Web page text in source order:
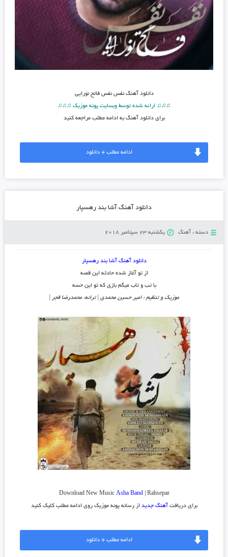
دانلود آهنگ نفس نفس فاتح نورایی
♫♫♫ ارائه شده توسط وبسایت پونه موزیک ♫♫♫
برای دانلود آهنگ به ادامه مطلب مراجعه کنید
ادامه مطلب + دانلود
دانلود آهنگ آشا بند رهسپار
دسته : آهنگ یکشنبه 23 سپتامبر 2018
دانلود آهنگ آشا بند رهسپار
از تو آغاز شده حادثه این قصه
با تب و تاب میگم بازی که تو این حسه
موزیک و تنظیم : امیر حسین محمدی | ترانه: محمدرضا قجر |
Download New Music Asha Band| Rahsepar
برای دریافت آهنگ جدید از رسانه پونه موزیک روی ادامه مطلب کلیک کنید
ادامه مطلب + دانلود